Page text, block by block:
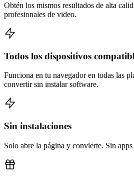
Obtén los mismos resultados de alta
profesionales de video.
Todos los dispositivos
Funciona en tu navegador en todas las
convertir sin instalar software.
Sin instalaciones
Solo abre la página y convierte. Sin